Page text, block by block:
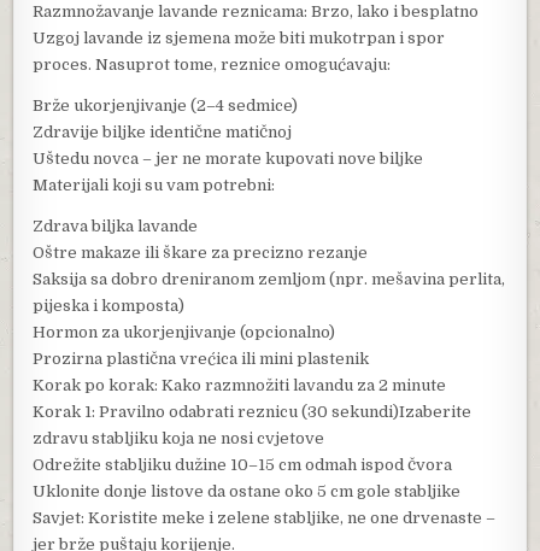
Razmnožavanje lavande reznicama: Brzo, lako i besplatno
Uzgoj lavande iz sjemena može biti mukotrpan i spor
proces. Nasuprot tome, reznice omogućavaju:
Brže ukorjenjivanje (2–4 sedmice)
Zdravije biljke identične matičnoj
Uštedu novca – jer ne morate kupovati nove biljke
Materijali koji su vam potrebni:
Zdrava biljka lavande
Oštre makaze ili škare za precizno rezanje
Saksija sa dobro dreniranom zemljom (npr. mešavina perlita,
pijeska i komposta)
Hormon za ukorjenjivanje (opcionalno)
Prozirna plastična vrećica ili mini plastenik
Korak po korak: Kako razmnožiti lavandu za 2 minute
Korak 1: Pravilno odabrati reznicu (30 sekundi)Izaberite
zdravu stabljiku koja ne nosi cvjetove
Odrežite stabljiku dužine 10–15 cm odmah ispod čvora
Uklonite donje listove da ostane oko 5 cm gole stabljike
Savjet: Koristite meke i zelene stabljike, ne one drvenaste –
jer brže puštaju korijenje.